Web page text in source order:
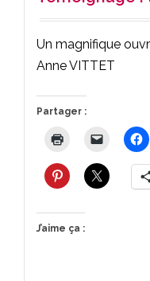
Un magnifique
Anne VITTET
Partager :
J’aime ça :